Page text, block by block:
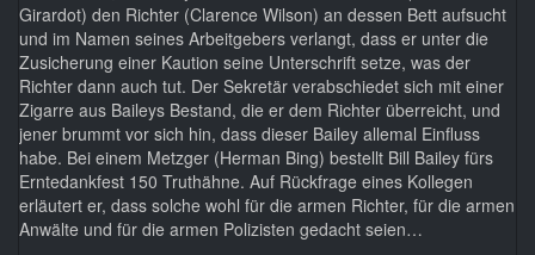
Girardot) den Richter (Clarence Wilson) an dessen Bett aufsucht
und im Namen seines Arbeitgebers verlangt, dass er unter die
Zusicherung einer Kaution seine Unterschrift setze, was der
Richter dann auch tut. Der Sekretär verabschiedet sich mit einer
Zigarre aus Baileys Bestand, die er dem Richter überreicht, und
jener brummt vor sich hin, dass dieser Bailey allemal Einfluss
habe. Bei einem Metzger (Herman Bing) bestellt Bill Bailey fürs
Erntedankfest 150 Truthähne. Auf Rückfrage eines Kollegen
erläutert er, dass solche wohl für die armen Richter, für die armen
Anwälte und für die armen Polizisten gedacht seien…